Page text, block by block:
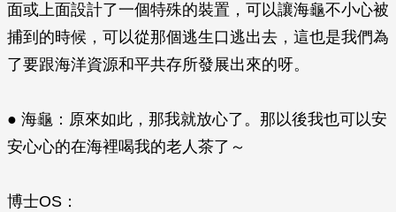
面或上面設計了一個特殊的裝置，可以讓海龜不小心被
捕到的時候，可以從那個逃生口逃出去，這也是我們為
了要跟海洋資源和平共存所發展出來的呀。
● 海龜：原來如此，那我就放心了。那以後我也可以安
安心心的在海裡喝我的老人茶了～
博士OS：